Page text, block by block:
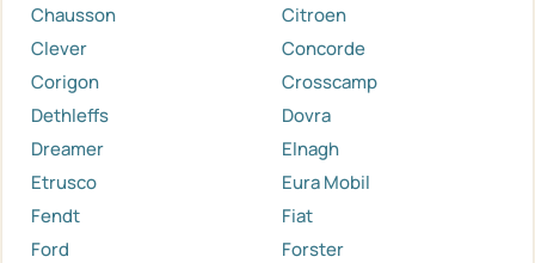
Chausson
Citroen
Clever
Concorde
Corigon
Crosscamp
Dethleffs
Dovra
Dreamer
Elnagh
Etrusco
Eura Mobil
Fendt
Fiat
Ford
Forster